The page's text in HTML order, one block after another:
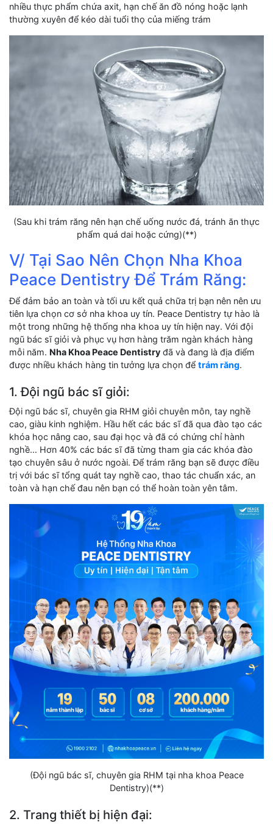
nhiều thực phẩm chứa axit, hạn chế ăn đồ nóng hoặc lạnh
thường xuyên để kéo dài tuổi thọ của miếng trám
(Sau khi trám răng nên hạn chế uống nước đá, tránh ăn thực
phẩm quá dai hoặc cứng)(**)
V/ Tại Sao Nên Chọn Nha Khoa
Peace Dentistry Để Trám Răng:
Để đảm bảo an toàn và tối ưu kết quả chữa trị bạn nên nên ưu
tiên lựa chọn cơ sở nha khoa uy tín. Peace Dentistry tự hào là
một trong những hệ thống nha khoa uy tín hiện nay. Với đội
ngũ bác sĩ giỏi và phục vụ hơn hàng trăm ngàn khách hàng
mỗi năm. Nha Khoa Peace Dentistry đã và đang là địa điểm
được nhiều khách hàng tin tưởng lựa chọn để trám răng.
1. Đội ngũ bác sĩ giỏi:
Đội ngũ bác sĩ, chuyên gia RHM giỏi chuyên môn, tay nghề
cao, giàu kinh nghiệm. Hầu hết các bác sĩ đã qua đào tạo các
khóa học nâng cao, sau đại học và đã có chứng chỉ hành
nghề… Hơn 40% các bác sĩ đã từng tham gia các khóa đào
tạo chuyên sâu ở nước ngoài. Để trám răng bạn sẽ được điều
trị với bác sĩ tổng quát tay nghề cao, thao tác chuẩn xác, an
toàn và hạn chế đau nên bạn có thể hoàn toàn yên tâm.
(Đội ngũ bác sĩ, chuyên gia RHM tại nha khoa Peace
Dentistry)(**)
2. Trang thiết bị hiện đại: